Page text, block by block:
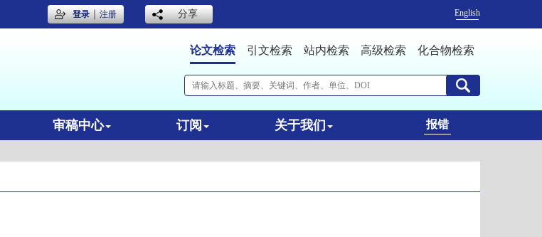
登录｜注册 分享 English
论文检索 引文检索 站内检索 高级检索 化合物检索
审稿中心 订阅 关于我们 报错